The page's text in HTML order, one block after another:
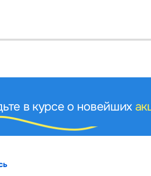
в курсе о новейших